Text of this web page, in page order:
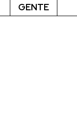
GENTE